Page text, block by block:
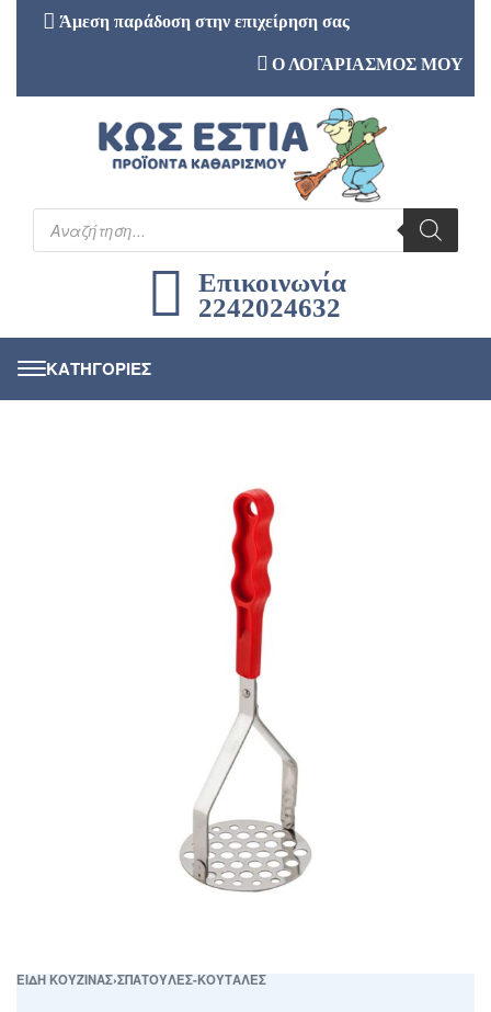
Άμεση παράδοση στην επιχείρηση σας
Ο ΛΟΓΑΡΙΑΣΜΟΣ ΜΟΥ
Επικοινωνία
2242024632
ΕΙΔΗ ΚΟΥΖΙΝΑΣ›ΣΠΑΤΟΥΛΕΣ-ΚΟΥΤΑΛΕΣ